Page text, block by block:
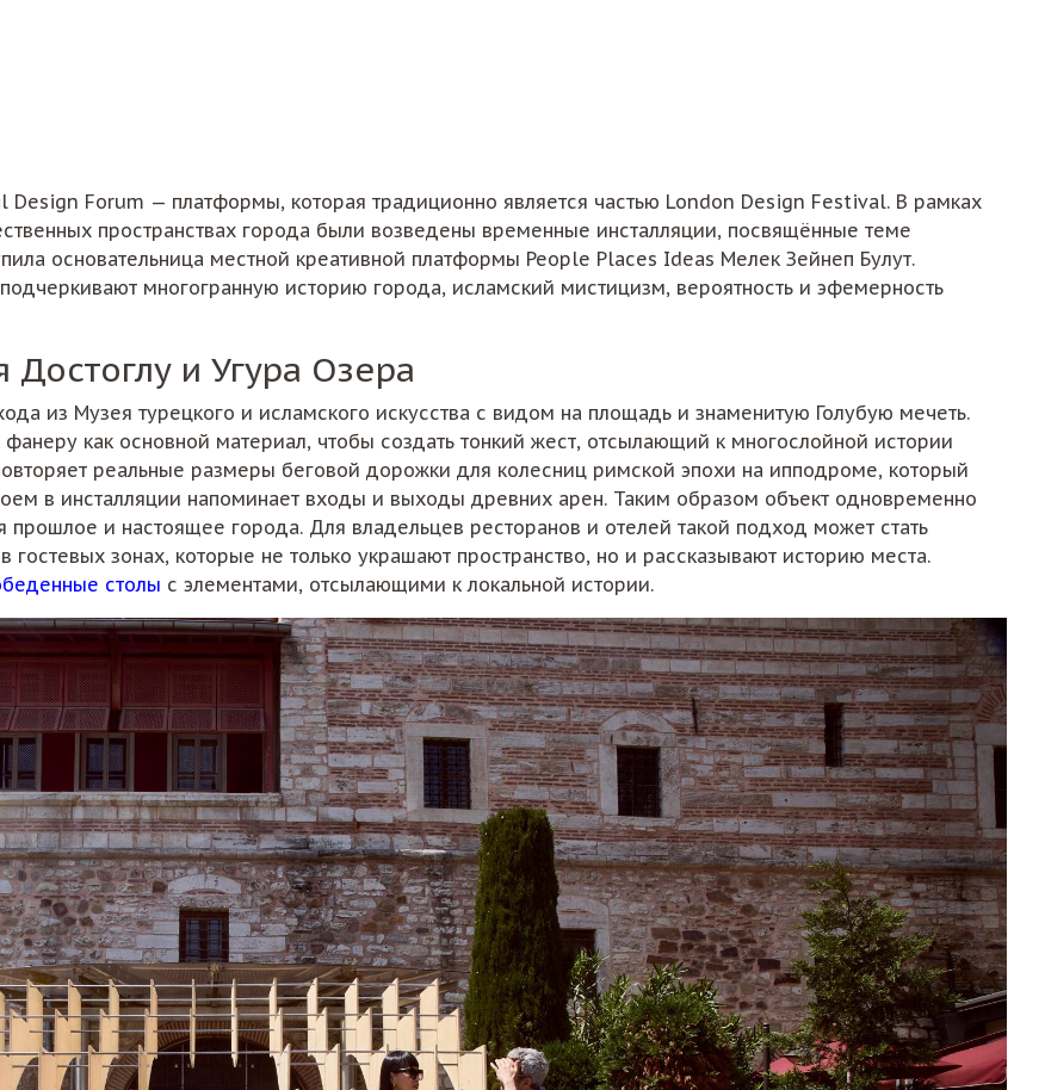
Forum — платформы, которая традиционно является частью London Design Festival. В рамках
пространствах города были возведены временные инсталляции, посвящённые теме
основательница местной креативной платформы People Places Ideas Мелек Зейнеп Булут.
многогранную историю города, исламский мистицизм, вероятность и эфемерность
и Угура Озера
из Музея турецкого и исламского искусства с видом на площадь и знаменитую Голубую мечеть.
как основной материал, чтобы создать тонкий жест, отсылающий к многослойной истории
реальные размеры беговой дорожки для колесниц римской эпохи на ипподроме, который
в инсталляции напоминает входы и выходы древних арен. Таким образом объект одновременно
прошлое и настоящее города. Для владельцев ресторанов и отелей такой подход может стать
зонах, которые не только украшают пространство, но и рассказывают историю места.
столы с элементами, отсылающими к локальной истории.